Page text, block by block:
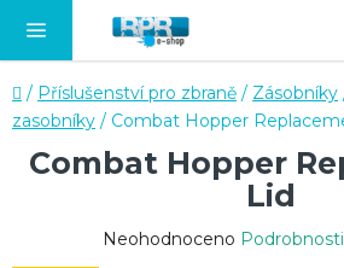
Domů
/ Příslušenství pro zbraně / Zásobníky
zasobníky / Combat Hopper
Combat Hopper
Lid
Průměrné
Neohodnoceno